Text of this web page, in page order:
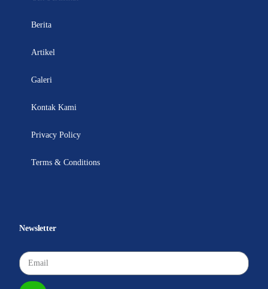
Berita
Artikel
Galeri
Kontak Kami
Privacy Policy
Terms & Conditions
Newsletter